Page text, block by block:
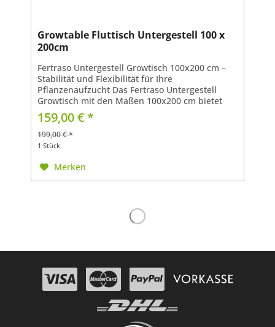
Growtable Fluttisch Untergestell 100 x
200cm
Fertraso Untergestell Growtisch 100x200 cm –
Stabilität und Flexibilität für Ihre
Pflanzenaufzucht Das Fertraso Untergestell
Growtisch mit den Maßen 100x200 cm bietet
die ideale Basis für Ihre Pflanzenzucht.
Entwickelt für Hobbygärtner...
159,00 € *
199,00 € *
1 Stück
Merken